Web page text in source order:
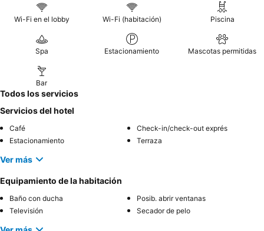
Wi-Fi en el lobby Wi-Fi (habitación) Piscina
Spa Estacionamiento Mascotas permitidas
Bar
Todos los servicios
Servicios del hotel
Café
Check-in/check-out exprés
Estacionamiento
Terraza
Ver más
Equipamiento de la habitación
Baño con ducha
Posib. abrir ventanas
Televisión
Secador de pelo